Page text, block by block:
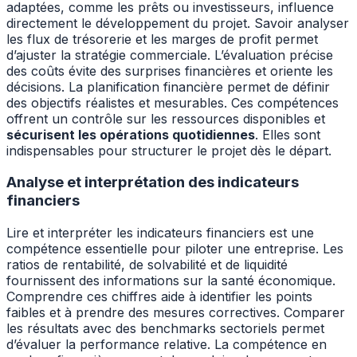
adaptées, comme les prêts ou investisseurs, influence
directement le développement du projet. Savoir analyser
les flux de trésorerie et les marges de profit permet
d’ajuster la stratégie commerciale. L’évaluation précise
des coûts évite des surprises financières et oriente les
décisions. La planification financière permet de définir
des objectifs réalistes et mesurables. Ces compétences
offrent un contrôle sur les ressources disponibles et
sécurisent les opérations quotidiennes. Elles sont
indispensables pour structurer le projet dès le départ.
Analyse et interprétation des indicateurs
financiers
Lire et interpréter les indicateurs financiers est une
compétence essentielle pour piloter une entreprise. Les
ratios de rentabilité, de solvabilité et de liquidité
fournissent des informations sur la santé économique.
Comprendre ces chiffres aide à identifier les points
faibles et à prendre des mesures correctives. Comparer
les résultats avec des benchmarks sectoriels permet
d’évaluer la performance relative. La compétence en